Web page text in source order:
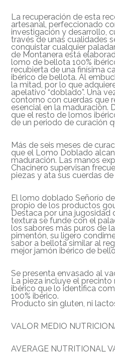
La recuperación de esta
artesanal, perfeccionado
investigación y desarrollo,
través de unas cualidades
conquistar cualquier
de Montanera está
lomo de bellota 100%
recubierta de una finísima
ibérico de bellota. Al
la mitad, por lo que
apelativo “doblado”. Una
contorno con cuerdas que
esencial en la maduración.
que el resto de lomos
de un periodo de curación
Más de seis meses de
que el Lomo Doblado
maduración. Las manos
Chacinero supervisan
piezas y ata sus cuerdas
El lomo doblado Señorío
propio de los productos
Destaca por una jugosidad
textura se funde con el
los sabores más puros de
pimentón, su ligero
sabor a bellota similar al
mejor jamón ibérico de
Se presenta envasado al
La pieza incluye el
ibérico que lo identifica
100% ibérico.
Producto sin gluten, ni
VALOR MEDIO
AVERAGE NUTRITIONAL